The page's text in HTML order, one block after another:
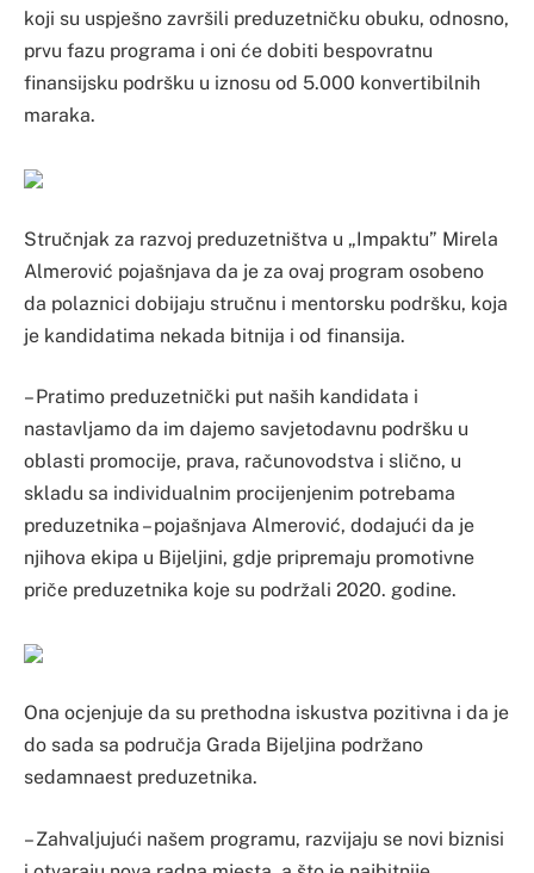
koji su uspješno završili preduzetničku obuku, odnosno,
prvu fazu programa i oni će dobiti bespovratnu
finansijsku podršku u iznosu od 5.000 konvertibilnih
maraka.
Stručnjak za razvoj preduzetništva u „Impaktu” Mirela
Almerović pojašnjava da je za ovaj program osobeno
da polaznici dobijaju stručnu i mentorsku podršku, koja
je kandidatima nekada bitnija i od finansija.
– Pratimo preduzetnički put naših kandidata i
nastavljamo da im dajemo savjetodavnu podršku u
oblasti promocije, prava, računovodstva i slično, u
skladu sa individualnim procijenjenim potrebama
preduzetnika – pojašnjava Almerović, dodajući da je
njihova ekipa u Bijeljini, gdje pripremaju promotivne
priče preduzetnika koje su podržali 2020. godine.
Ona ocjenjuje da su prethodna iskustva pozitivna i da je
do sada sa područja Grada Bijeljina podržano
sedamnaest preduzetnika.
– Zahvaljujući našem programu, razvijaju se novi biznisi